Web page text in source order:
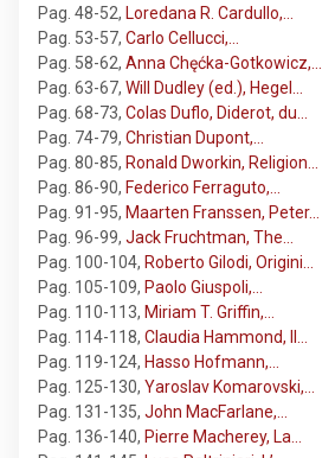
Pag. 48-52, Loredana R. Cardullo,…
Pag. 53-57, Carlo Cellucci,…
Pag. 58-62, Anna Chęćka-Gotkowicz,…
Pag. 63-67, Will Dudley (ed.), Hegel…
Pag. 68-73, Colas Duflo, Diderot, du…
Pag. 74-79, Christian Dupont,…
Pag. 80-85, Ronald Dworkin, Religion…
Pag. 86-90, Federico Ferraguto,…
Pag. 91-95, Maarten Franssen, Peter…
Pag. 96-99, Jack Fruchtman, The…
Pag. 100-104, Roberto Gilodi, Origini…
Pag. 105-109, Paolo Giuspoli,…
Pag. 110-113, Miriam T. Griffin,…
Pag. 114-118, Claudia Hammond, Il…
Pag. 119-124, Hasso Hofmann,…
Pag. 125-130, Yaroslav Komarovski,…
Pag. 131-135, John MacFarlane,…
Pag. 136-140, Pierre Macherey, La…